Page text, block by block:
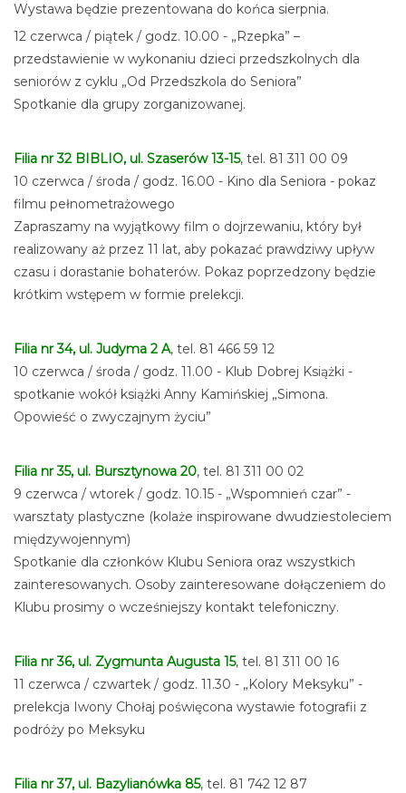
Wystawa będzie prezentowana do końca sierpnia.
12 czerwca / piątek / godz. 10.00 - „Rzepka” –
przedstawienie w wykonaniu dzieci przedszkolnych dla
seniorów z cyklu „Od Przedszkola do Seniora”
Spotkanie dla grupy zorganizowanej.
Filia nr 32 BIBLIO, ul. Szaserów 13-15, tel. 81 311 00 09
10 czerwca / środa / godz. 16.00 - Kino dla Seniora - pokaz
filmu pełnometrażowego
Zapraszamy na wyjątkowy film o dojrzewaniu, który był
realizowany aż przez 11 lat, aby pokazać prawdziwy upływ
czasu i dorastanie bohaterów. Pokaz poprzedzony będzie
krótkim wstępem w formie prelekcji.
Filia nr 34, ul. Judyma 2 A, tel. 81 466 59 12
10 czerwca / środa / godz. 11.00 - Klub Dobrej Książki -
spotkanie wokół książki Anny Kamińskiej „Simona.
Opowieść o zwyczajnym życiu”
Filia nr 35, ul. Bursztynowa 20, tel. 81 311 00 02
9 czerwca / wtorek / godz. 10.15 - „Wspomnień czar” -
warsztaty plastyczne (kolaże inspirowane dwudziestoleciem
międzywojennym)
Spotkanie dla członków Klubu Seniora oraz wszystkich
zainteresowanych. Osoby zainteresowane dołączeniem do
Klubu prosimy o wcześniejszy kontakt telefoniczny.
Filia nr 36, ul. Zygmunta Augusta 15, tel. 81 311 00 16
11 czerwca / czwartek / godz. 11.30 - „Kolory Meksyku” -
prelekcja Iwony Chołaj poświęcona wystawie fotografii z
podróży po Meksyku
Filia nr 37, ul. Bazylianówka 85, tel. 81 742 12 87